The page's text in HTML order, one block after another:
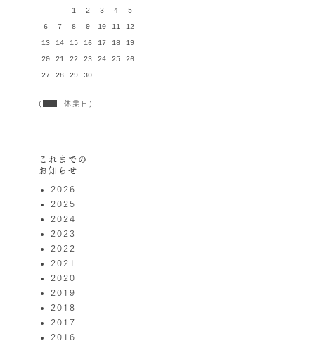
1 2 3 4 5
6 7 8 9 10 11 12
13 14 15 16 17 18 19
20 21 22 23 24 25 26
27 28 29 30
( 休業日)
これまでの
お知らせ
2026
2025
2024
2023
2022
2021
2020
2019
2018
2017
2016